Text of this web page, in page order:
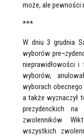
może, ale pewności
***
W dniu 3 grudnia
wyborów
nieprawidłowości i
wyborów,
wyborach
a także wyznaczył
prezydenckich
zwolenników
wszystkich